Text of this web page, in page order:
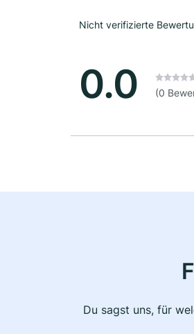
Nicht verifizierte
0.0 (0
Du sagst uns, für